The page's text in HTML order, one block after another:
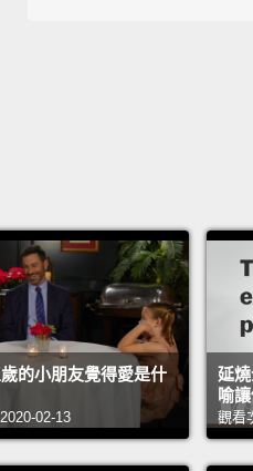
道是真的，因為我爸媽也
生。這是種執念。就是希
為亞洲父母希望小孩當醫
概是當醫生的好處排行榜
咧...根本不是當醫生的好
的副作用，如果你當上醫
歲的小朋友覺得愛是什
02-13
延
喻
觀看